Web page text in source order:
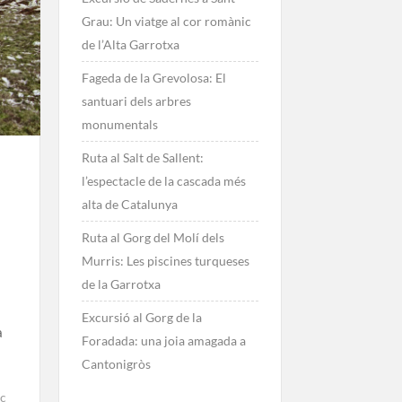
Grau: Un viatge al cor romànic
de l’Alta Garrotxa
Fageda de la Grevolosa: El
santuari dels arbres
monumentals
Ruta al Salt de Sallent:
l’espectacle de la cascada més
alta de Catalunya
Ruta al Gorg del Molí dels
Murris: Les piscines turqueses
de la Garrotxa
Excursió al Gorg de la
Foradada: una joia amagada a
Cantonigròs